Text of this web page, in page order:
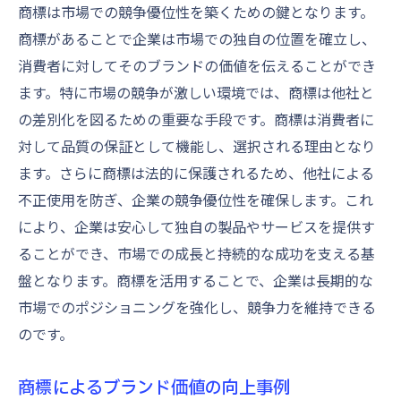
商標は市場での競争優位性を築くための鍵となります。
商標があることで企業は市場での独自の位置を確立し、
消費者に対してそのブランドの価値を伝えることができ
ます。特に市場の競争が激しい環境では、商標は他社と
の差別化を図るための重要な手段です。商標は消費者に
対して品質の保証として機能し、選択される理由となり
ます。さらに商標は法的に保護されるため、他社による
不正使用を防ぎ、企業の競争優位性を確保します。これ
により、企業は安心して独自の製品やサービスを提供す
ることができ、市場での成長と持続的な成功を支える基
盤となります。商標を活用することで、企業は長期的な
市場でのポジショニングを強化し、競争力を維持できる
のです。
商標によるブランド価値の向上事例